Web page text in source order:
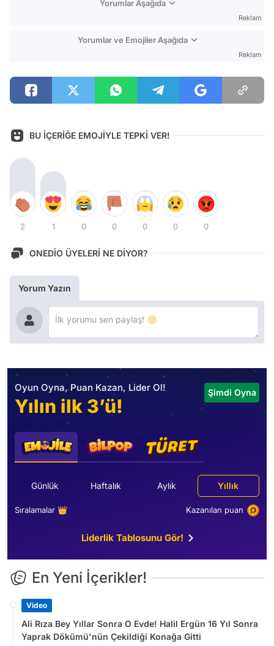
Yorumlar Aşağıda
Reklam
Yorumlar ve Emojiler Aşağıda
Reklam
BU İÇERİĞE EMOJİYLE TEPKİ VER!
2 1 0 0 0 0 0
ONEDİO ÜYELERİ NE DİYOR?
Yorum Yazın
Oyun Oyna, Puan Kazan, Lider Ol!
Yılın ilk 3’ü!
Şimdi Oyna
Günlük Haftalık Aylık Yıllık
Sıralamalar 👑 Kazanılan puan
Liderlik Tablosunu Gör!
En Yeni İçerikler!
Video
Ali Rıza Bey Yıllar Sonra O Evde! Halil Ergün 16 Yıl Sonra
Yaprak Dökümü'nün Çekildiği Konağa Gitti